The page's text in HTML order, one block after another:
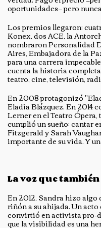
oportunidades— pero
Los premios llegaron:
Konex, dos ACE, la
nombraron Personalidad
Aires, Embajadora de la
para una carrera
cuenta la historia
teatro, cine, televisión,
En 2008 protagonizó
Eladia Blázquez. En 2014
Lerner en el Teatro
cumplió un sueño: cantar
Fitzgerald y Sarah
importante de su vida. Y
La voz que
En 2012, Sandra hizo
riñón a su ahijada. Un
convirtió en activista pro-
que la visibilidad es una